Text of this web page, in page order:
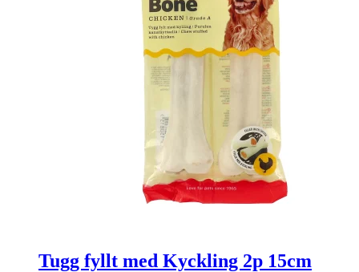
Tugg fyllt med Kyckling 2p 15cm